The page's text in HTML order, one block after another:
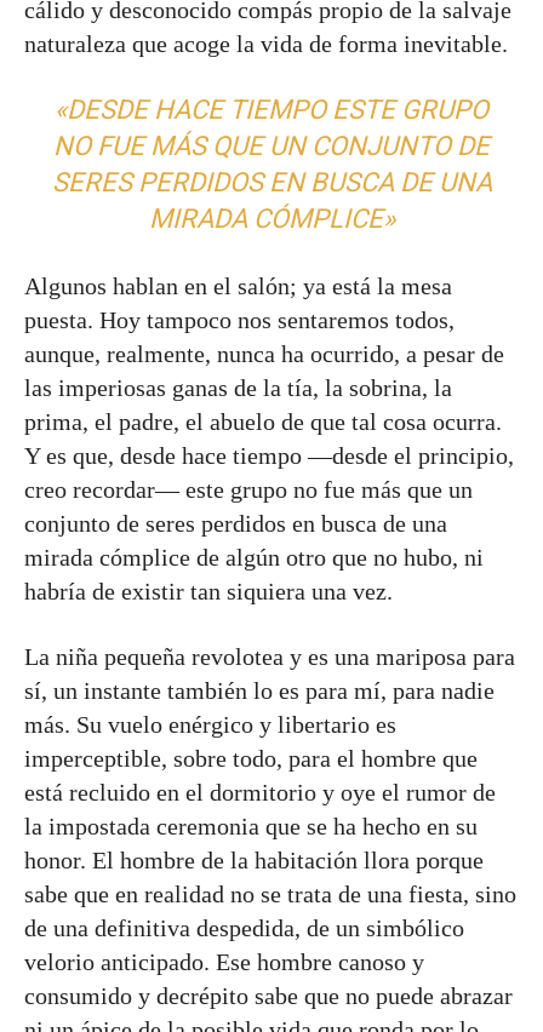
cálido y desconocido compás propio de la salvaje
naturaleza que acoge la vida de forma inevitable.
«DESDE HACE TIEMPO ESTE GRUPO
NO FUE MÁS QUE UN CONJUNTO DE
SERES PERDIDOS EN BUSCA DE UNA
MIRADA CÓMPLICE»
Algunos hablan en el salón; ya está la mesa
puesta. Hoy tampoco nos sentaremos todos,
aunque, realmente, nunca ha ocurrido, a pesar de
las imperiosas ganas de la tía, la sobrina, la
prima, el padre, el abuelo de que tal cosa ocurra.
Y es que, desde hace tiempo —desde el principio,
creo recordar— este grupo no fue más que un
conjunto de seres perdidos en busca de una
mirada cómplice de algún otro que no hubo, ni
habría de existir tan siquiera una vez.
La niña pequeña revolotea y es una mariposa para
sí, un instante también lo es para mí, para nadie
más. Su vuelo enérgico y libertario es
imperceptible, sobre todo, para el hombre que
está recluido en el dormitorio y oye el rumor de
la impostada ceremonia que se ha hecho en su
honor. El hombre de la habitación llora porque
sabe que en realidad no se trata de una fiesta, sino
de una definitiva despedida, de un simbólico
velorio anticipado. Ese hombre canoso y
consumido y decrépito sabe que no puede abrazar